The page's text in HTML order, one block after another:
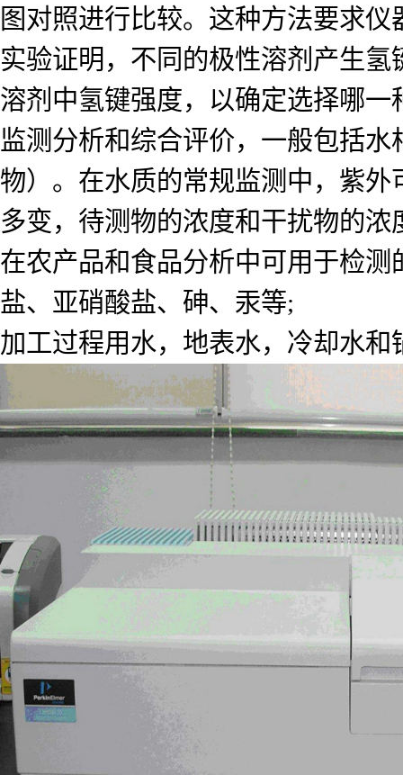
图对照进行比较。这种方法要求
实验证明，不同的极性溶剂产生
溶剂中氢键强度，以确定选择哪一
监测分析和综合评价，一般包括
物）。在水质的常规监测中，紫
多变，待测物的浓度和干扰物的
在农产品和食品分析中可用于检
盐、亚硝酸盐、砷、汞等;
加工过程用水，地表水，冷却水和